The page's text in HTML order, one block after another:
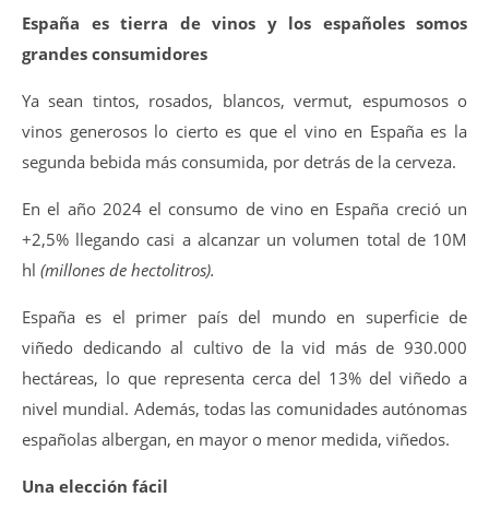
España es tierra de vinos y los españoles somos
grandes consumidores
Ya sean tintos, rosados, blancos, vermut, espumosos o
vinos generosos lo cierto es que el vino en España es la
segunda bebida más consumida, por detrás de la cerveza.
En el año 2024 el consumo de vino en España creció un
+2,5% llegando casi a alcanzar un volumen total de 10M
hl (millones de hectolitros).
España es el primer país del mundo en superficie de
viñedo dedicando al cultivo de la vid más de 930.000
hectáreas, lo que representa cerca del 13% del viñedo a
nivel mundial. Además, todas las comunidades autónomas
españolas albergan, en mayor o menor medida, viñedos.
Una elección fácil